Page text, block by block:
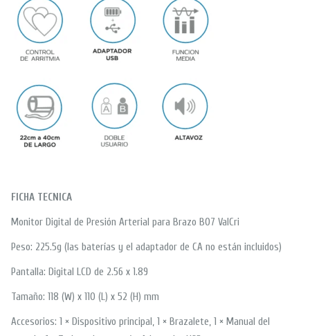
FICHA TECNICA
Monitor Digital de Presión Arterial para Brazo B07 ValCri
Peso: 225.5g (las baterías y el adaptador de CA no están incluidos)
Pantalla: Digital LCD de 2.56 x 1.89
Tamaño: 118 (W) x 110 (L) x 52 (H) mm
Accesorios: 1 × Dispositivo principal, 1 × Brazalete, 1 × Manual del